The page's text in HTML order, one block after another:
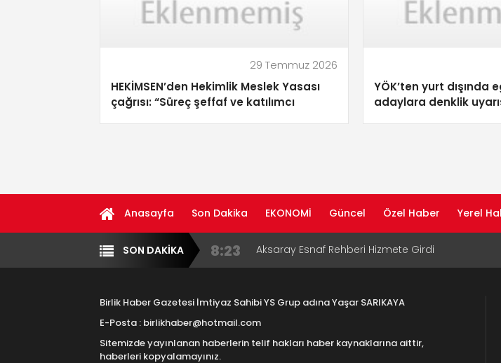
29 Temmuz 2026
HEKİMSEN’den Hekimlik Meslek Yasası
çağrısı: “Süreç şeffaf ve katılımcı
YÖK’ten yurt dışında
adaylara denklik
Anasayfa Son Dakika EKONOMİ Güncel Özel Haber Yerel
Yazarlar Diğer
SON DAKİKA 8:23 Aksaray Esnaf Rehberi Hizmete Girdi
Haber Platformu
13:33 Taşımacılıkta Dijital Devrim: Rota Sepetim
17:15
Birlik Haber Gazetesi İmtiyaz Sahibi YS Grup adına Yaşar SARIKAYA
E-Posta : birlikhaber@hotmail.com
Sitemizde yayınlanan haberlerin telif hakları haber kaynaklarına aittir,
haberleri kopyalamayınız.